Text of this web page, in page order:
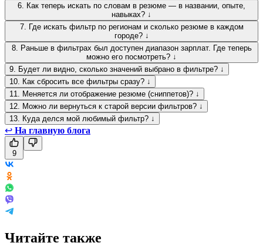
6. Как теперь искать по словам в резюме — в названии, опыте,
навыках? ↓
7. Где искать фильтр по регионам и сколько резюме в каждом
городе? ↓
8. Раньше в фильтрах был доступен диапазон зарплат. Где теперь
можно его посмотреть? ↓
9. Будет ли видно, сколько значений выбрано в фильтре? ↓
10. Как сбросить все фильтры сразу? ↓
11. Меняется ли отображение резюме (сниппетов)? ↓
12. Можно ли вернуться к старой версии фильтров? ↓
13. Куда делся мой любимый фильтр? ↓
↩ На главную блога
9
Читайте также